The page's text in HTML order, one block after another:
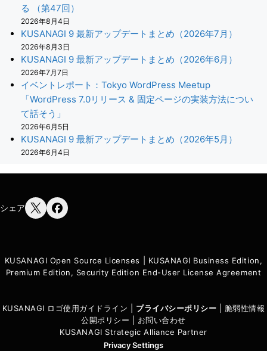
る （第47回）
2026年8月4日
KUSANAGI 9 最新アップデートまとめ（2026年7月）
2026年8月3日
KUSANAGI 9 最新アップデートまとめ（2026年6月）
2026年7月7日
イベントレポート：Tokyo WordPress Meetup
「WordPress 7.0リリース & 固定ページの実装方法につい
て話そう」
2026年6月5日
KUSANAGI 9 最新アップデートまとめ（2026年5月）
2026年6月4日
シェア
KUSANAGI Open Source Licenses
KUSANAGI Business Edition,
Premium Edition, Security Edition End-User License Agreement
KUSANAGI ロゴ使用ガイドライン プライバシーポリシー
脆弱性情報
公開ポリシー
お問い合わせ
KUSANAGI Strategic Alliance Partner
Privacy Settings